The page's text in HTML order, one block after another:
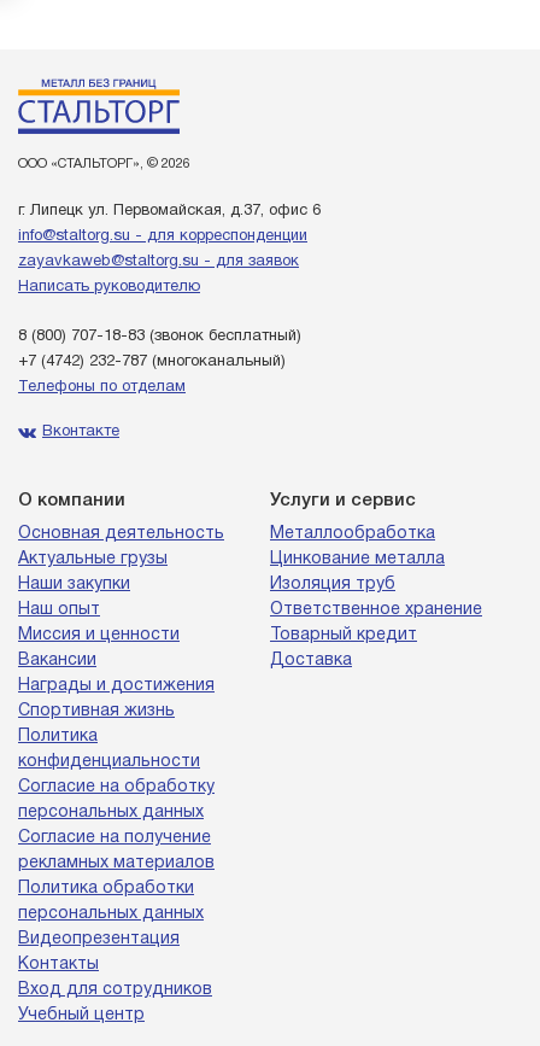
ООО «СТАЛЬТОРГ», © 2026
г. Липецк ул. Первомайская, д.37, офис 6
info@staltorg.su - для корреспонденции
zayavkaweb@staltorg.su - для заявок
Написать руководителю
8 (800) 707-18-83 (звонок бесплатный)
+7 (4742) 232-787 (многоканальный)
Телефоны по отделам
Вконтакте
О компании
Основная деятельность
Актуальные грузы
Наши закупки
Наш опыт
Миссия и ценности
Вакансии
Награды и достижения
Спортивная жизнь
Политика
конфиденциальности
Согласие на обработку
персональных данных
Согласие на получение
рекламных материалов
Политика обработки
персональных данных
Видеопрезентация
Контакты
Вход для сотрудников
Учебный центр
Услуги и сервис
Металлообработка
Цинкование металла
Изоляция труб
Ответственное хранение
Товарный кредит
Доставка